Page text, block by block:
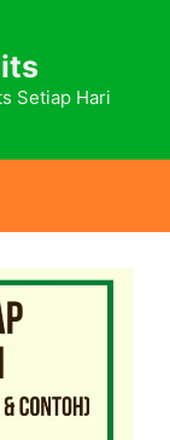
Setiap Hari